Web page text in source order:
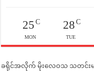
25C
MON
28C
TUE
ခရိုင်အလိုက် မိုးလေဝသ သတင်းမျ